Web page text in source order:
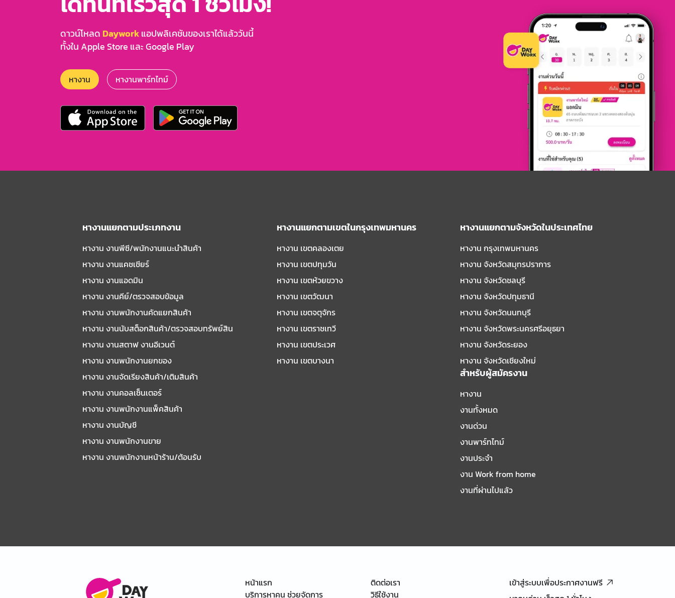
ดาวน์โหลด Dayworkแอปพลิเคชันของเราได้แล้ววันนี้
ทั้งใน Apple Store และ Google Play
หางาน หางานพาร์ทไทม์
หางานแยกตามประเภทงาน
หางาน งานพีซี/พนักงานแนะนําสินค้า
หางาน งานแคชเชียร์
หางาน งานแอดมิน
หางาน งานคีย์/ตรวจสอบข้อมูล
หางาน งานพนักงานคัดแยกสินค้า
หางาน งานนับสต็อกสินค้า/ตรวจสอบทรัพย์สิน
หางาน งานสตาฟ งานอีเวนต์
หางาน งานพนักงานยกของ
หางาน งานจัดเรียงสินค้า/เติมสินค้า
หางาน งานคอลเซ็นเตอร์
หางาน งานพนักงานแพ็คสินค้า
หางาน งานบัญชี
หางาน งานพนักงานขาย
หางาน งานพนักงานหน้าร้าน/ต้อนรับ
หางานแยกตามเขตในกรุงเทพมหานคร
หางาน เขตคลองเตย
หางาน เขตปทุมวัน
หางาน เขตห้วยขวาง
หางาน เขตวัฒนา
หางาน เขตจตุจักร
หางาน เขตราชเทวี
หางาน เขตประเวศ
หางาน เขตบางนา
หางานแยกตามจังหวัดในประเทศไทย
หางาน กรุงเทพมหานคร
หางาน จังหวัดสมุทรปราการ
หางาน จังหวัดชลบุรี
หางาน จังหวัดปทุมธานี
หางาน จังหวัดนนทบุรี
หางาน จังหวัดพระนครศรีอยุธยา
หางาน จังหวัดระยอง
หางาน จังหวัดเชียงใหม่
สำหรับผู้สมัครงาน
หางาน
งานทั้งหมด
งานด่วน
งานพาร์ทไทม์
งานประจำ
งาน Work from home
งานที่ผ่านไปแล้ว
หน้าแรก
บริการหาคน ช่วยจัดการ
ติดต่อเรา
วิธีใช้งาน
เข้าสู่ระบบเพื่อประกาศงานฟรี